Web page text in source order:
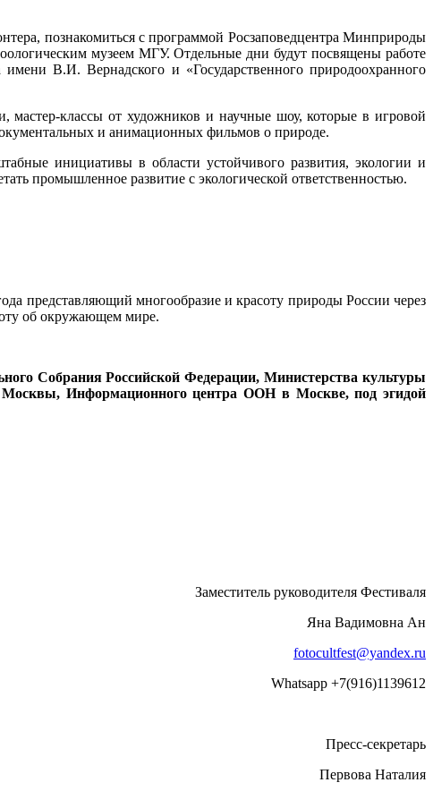
познакомиться с программой Росзаповедцентра Минприроды
музеем МГУ. Отдельные дни будут посвящены работе
В.И. Вернадского и «Государственного природоохранного
классы от художников и научные шоу, которые в игровой
и анимационных фильмов о природе.
инициативы в области устойчивого развития, экологии и
промышленное развитие с экологической ответственностью.
представляющий многообразие и красоту природы России через
об окружающем мире.
Собрания Российской Федерации, Министерства культуры
Москвы, Информационного центра ООН в Москве, под эгидой
Заместитель руководителя Фестиваля
Яна Вадимовна Ан
fotocultfest@yandex.ru
Whatsapp +7(916)1139612
Пресс-секретарь
Первова Наталия